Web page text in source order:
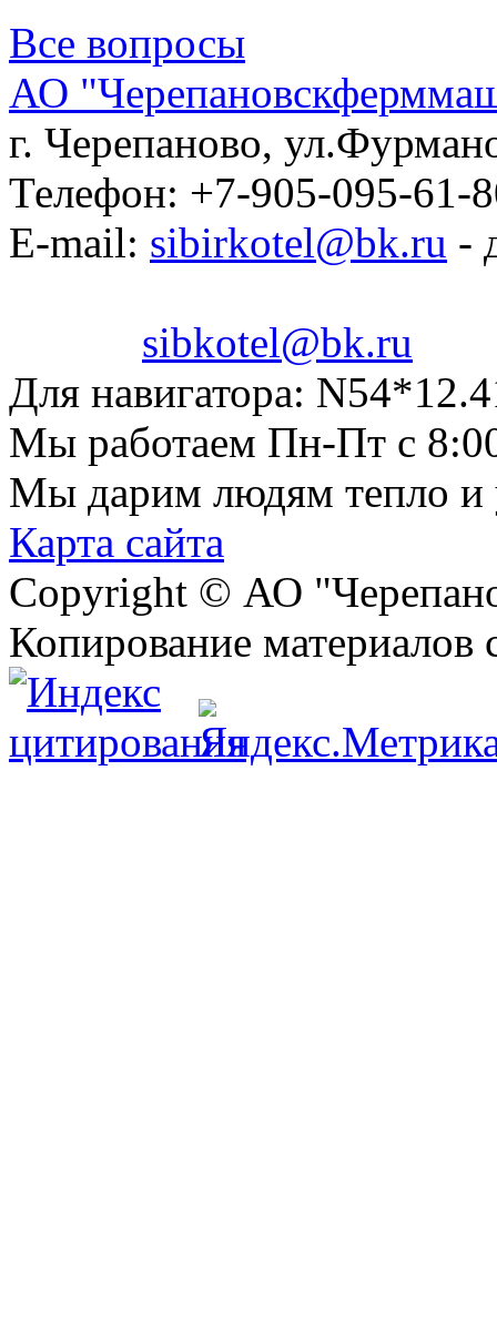
Все вопросы
АО
г. Черепаново,
Телефон: +7-905-095-61-
E-mail: sibirkotel@bk.ru -
sibkotel@bk.ru
Для навигатора:
Мы работаем Пн-Пт с
Мы дарим людям тепло и
Карта сайта
Copyright © АО
Копирование материалов